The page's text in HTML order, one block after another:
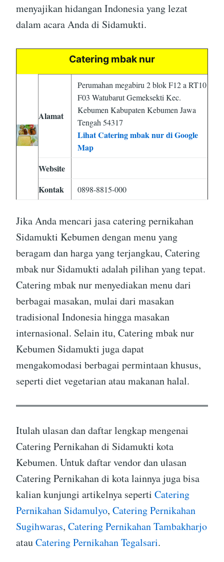
menyajikan hidangan Indonesia yang lezat
dalam acara Anda di Sidamukti.
Catering mbak nur
Alamat
Perumahan megabiru 2 blok F12 a RT10
F03 Watubarut Gemeksekti Kec.
Kebumen Kabupaten Kebumen Jawa
Tengah 54317
Lihat Catering mbak nur di Google
Map
Website
Kontak
0898-8815-000
Jika Anda mencari jasa catering pernikahan
Sidamukti Kebumen dengan menu yang
beragam dan harga yang terjangkau, Catering
mbak nur Sidamukti adalah pilihan yang tepat.
Catering mbak nur menyediakan menu dari
berbagai masakan, mulai dari masakan
tradisional Indonesia hingga masakan
internasional. Selain itu, Catering mbak nur
Kebumen Sidamukti juga dapat
mengakomodasi berbagai permintaan khusus,
seperti diet vegetarian atau makanan halal.
Itulah ulasan dan daftar lengkap mengenai
Catering Pernikahan di Sidamukti kota
Kebumen. Untuk daftar vendor dan ulasan
Catering Pernikahan di kota lainnya juga bisa
kalian kunjungi artikelnya seperti Catering
Pernikahan Sidamulyo, Catering Pernikahan
Sugihwaras, Catering Pernikahan Tambakharjo
atauCatering Pernikahan Tegalsari.